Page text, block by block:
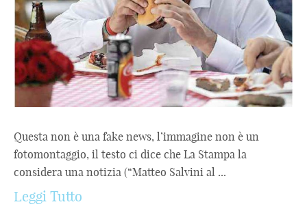
Questa non è una fake news, l’immagine non è un
fotomontaggio, il testo ci dice che La Stampa la
considera una notizia (“Matteo Salvini al ...
Leggi Tutto